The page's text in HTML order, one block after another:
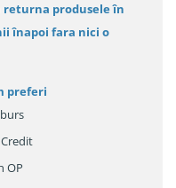
returna produsele în
înapoi fara nici o
preferi
OP